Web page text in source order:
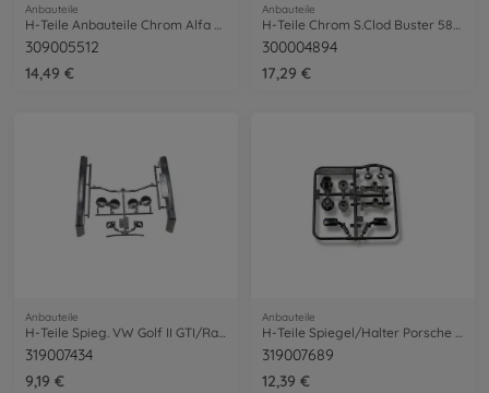
Anbauteile
309005512
14,49 €
Anbauteile
300004894
17,29 €
Anbauteile
H-Teile Spieg. VW Golf II GTI/Rallye sw.
319007434
9,19 €
Anbauteile
H-Teile Spiegel/Halter Porsche 956 47508
319007689
12,39 €